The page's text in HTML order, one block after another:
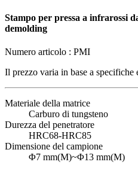
Stampo per pressa a infrarossi
demolding
Numero articolo : PMI
Il prezzo varia in base a specifiche
Materiale della matrice
Carburo di tungsteno
Durezza del penetratore
HRC68-HRC85
Dimensione del campione
Φ7 mm(M)~Φ13 mm(M)